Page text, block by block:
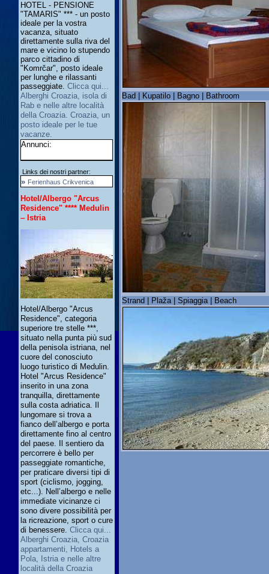
HOTEL - PENSIONE
"TAMARIS" *** - un posto
ideale per la vostra
vacanza, situato
direttamente sulla riva del
mare e vicino lo stupendo
parco cittadino di
"Komrčar", posto ideale
per lunghe e rilassanti
passeggiate. Clicca qui...
Alberghi Croazia, isola di
Rab e nelle altre località
della Croazia. Croazia, un
posto ideale per le tue
vacanze.
Annunci:
Links dei nostri partner:
» Ferienhaus Crikvenica
Hotel/Albergo "Arcus
Residence" **** Medulin
– Istria
Hotel/Albergo "Arcus
Residence", categoria
superiore tre stelle ***,
situato nella punta più sud
della penisola istriana, nel
cuore del conosciuto
luogo turistico di Medulin.
Hotel "Arcus Residence"
inserito in una zona
tranquilla, direttamente
sulla costa adriatica. Il
lungomare si trova a
fianco dell’albergo e porta
direttamente fino al centro
del paese. Il sentiero da
percorrere è bello per
passeggiate romantiche,
per praticare diversi tipi di
sport (ciclismo, jogging,
etc...). Nell’albergo e nelle
immediate vicinanze ci
sono divere possibilità per
la ricreazione, sport o cure
di benessere. Clicca qui...
Alberghi Croazia, Croazia
appartamenti, Hotels a
Pola, Istria e nelle altre
località della Croazia
Bad | Kupatilo | Bagno | Bathroom
Strand | Plaža | Spiaggia | Beach